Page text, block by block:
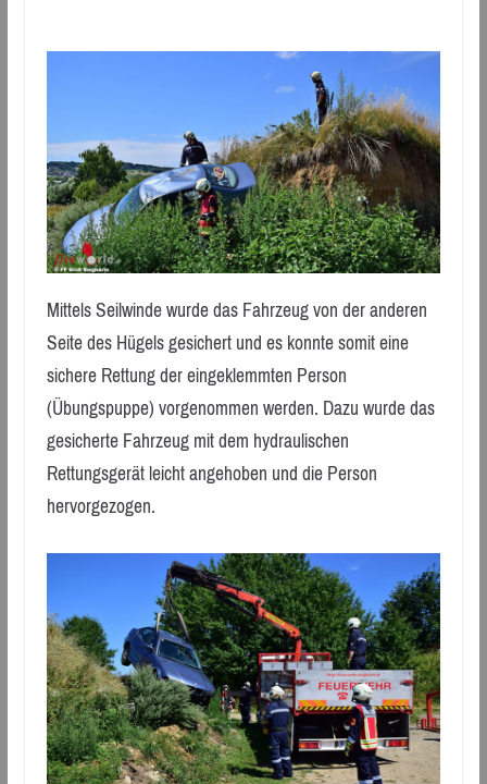
Mittels Seilwinde wurde das Fahrzeug von der anderen
Seite des Hügels gesichert und es konnte somit eine
sichere Rettung der eingeklemmten Person
(Übungspuppe) vorgenommen werden. Dazu wurde das
gesicherte Fahrzeug mit dem hydraulischen
Rettungsgerät leicht angehoben und die Person
hervorgezogen.